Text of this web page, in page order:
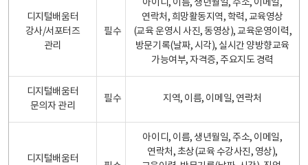
디지털배움터
강사/서포터즈
관리
필수
아이디, 이름, 생년월일, 주소, 이메일,
연락처, 희망활동지역, 학력, 교육영상
(교육 운영시 사진, 동영상), 교육운영이력,
방문기록(날짜, 시각), 실시간 양방향교육
가능여부, 자격증, 주요지도 경력
디지털배움터
문의자 관리
필수 지역, 이름, 이메일, 연락처
디지털배움터
아이디, 이름, 생년월일, 주소, 이메일,
연락처, 초상(교육 수강사진, 영상),